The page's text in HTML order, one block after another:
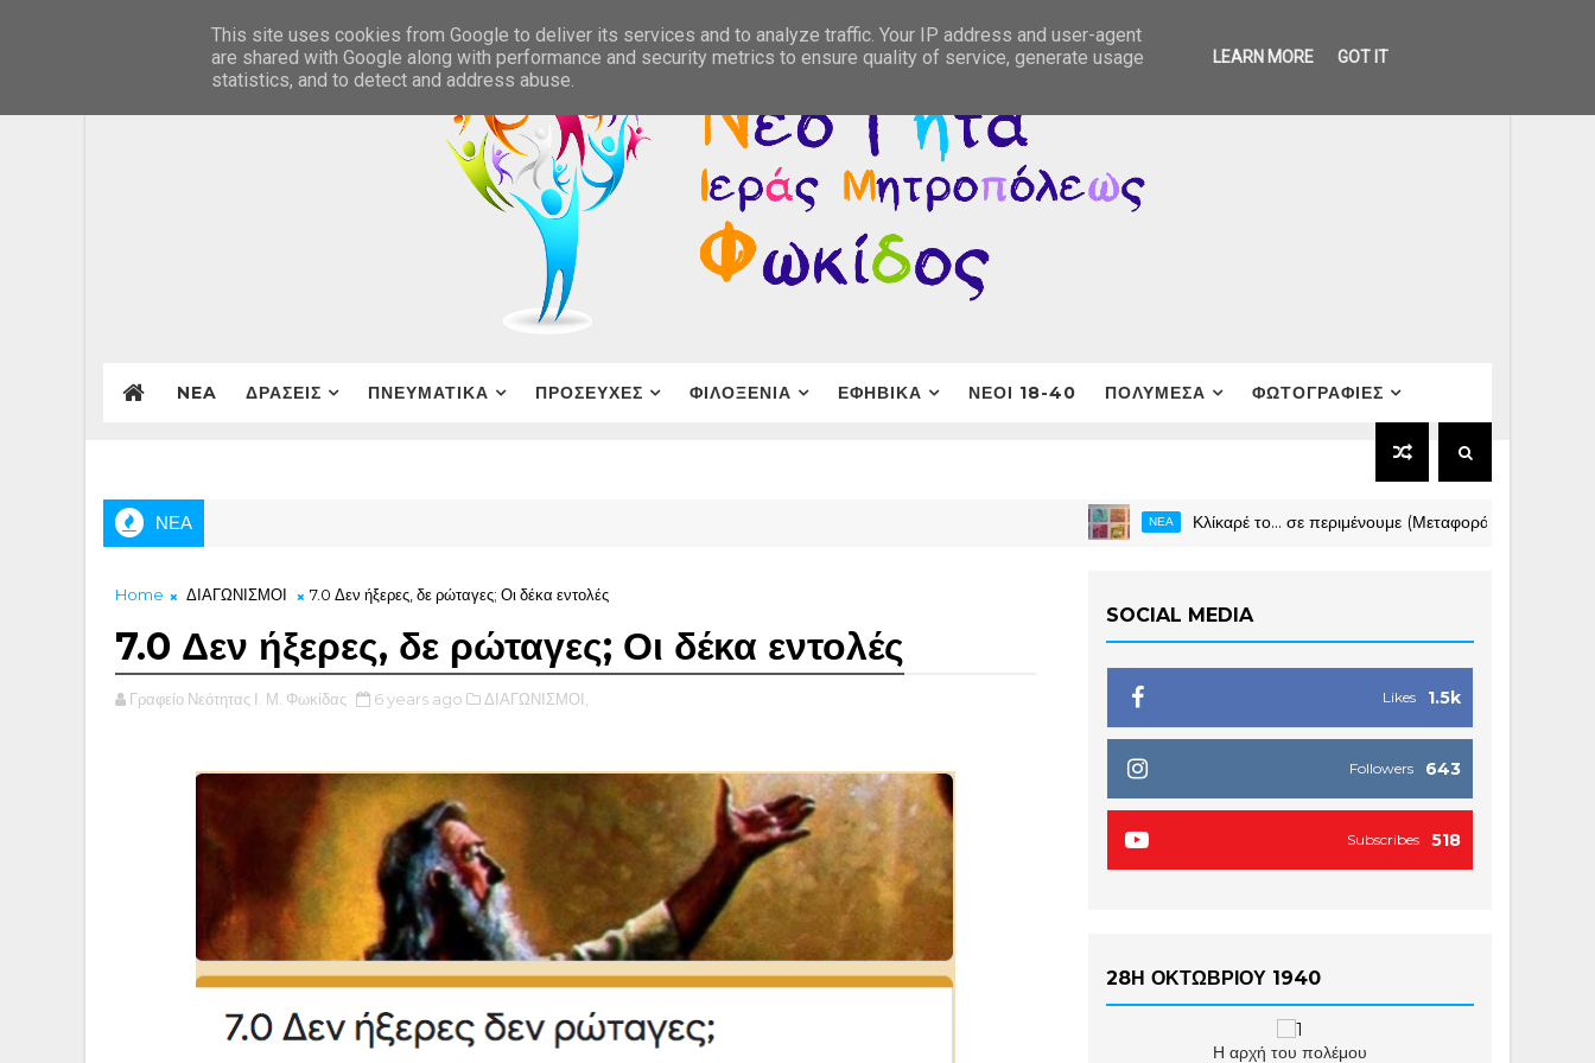
NEA ΔΡΑΣΕΙΣ ΠΝΕΥΜΑΤΙΚΑ ΠΡΟΣΕΥΧΕΣ ΦΙΛΟΞΕΝΙΑ ΕΦΗΒΙΚΑ ΝΕΟΙ 18-40 ΠΟΛΥΜΕΣΑ ΦΩΤΟΓΡΑΦΙΕΣ
ΝΕΑ ΝΕΑ Κλίκαρέ το… σε περιμένουμε (Μεταφορά σε νέο ολοκαίνουριο
Home ΔΙΑΓΩΝΙΣΜΟΙ 7.0 Δεν ήξερες, δε ρώταγες; Οι δέκα εντολές
7.0 Δεν ήξερες, δε ρώταγες; Οι δέκα εντολές
Γραφείο Νεότητας Ι. Μ. Φωκίδας 6 years ago ΔΙΑΓΩΝΙΣΜΟΙ,
SOCIAL MEDIA
1.5k
Likes
643
Followers
518
Subscribes
28Η ΟΚΤΩΒΡΙΟΥ 1940
Η αρχή του πολέμου
This site uses cookies from Google to deliver its services and to analyze traffic. Your IP address and user-agent
are shared with Google along with performance and security metrics to ensure quality of service, generate usage
statistics, and to detect and address abuse.
LEARN MORE GOT IT